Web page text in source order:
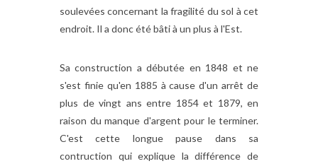
soulevées concernant la fragilité du sol à cet
endroit. Il a donc été bâti à un plus à l'Est.
Sa construction a débutée en 1848 et ne
s'est finie qu'en 1885 à cause d'un arrêt de
plus de vingt ans entre 1854 et 1879, en
raison du manque d'argent pour le terminer.
C'est cette longue pause dans sa
contruction qui explique la différence de